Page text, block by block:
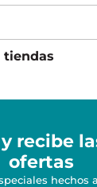
tiendas
recibe
ofertas
hechos